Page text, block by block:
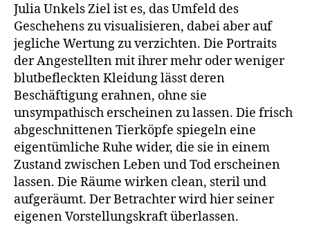
Julia Unkels Ziel ist es, das Umfeld des
Geschehens zu visualisieren, dabei aber auf
jegliche Wertung zu verzichten. Die Portraits
der Angestellten mit ihrer mehr oder weniger
blutbefleckten Kleidung lässt deren
Beschäftigung erahnen, ohne sie
unsympathisch erscheinen zu lassen. Die frisch
abgeschnittenen Tierköpfe spiegeln eine
eigentümliche Ruhe wider, die sie in einem
Zustand zwischen Leben und Tod erscheinen
lassen. Die Räume wirken clean, steril und
aufgeräumt. Der Betrachter wird hier seiner
eigenen Vorstellungskraft überlassen.